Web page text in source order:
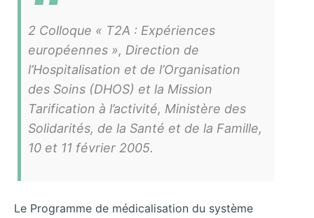
2 Colloque « T2A : Expériences
européennes », Direction de
l’Hospitalisation et de l’Organisation
des Soins (DHOS) et la Mission
Tarification à l’activité, Ministère des
Solidarités, de la Santé et de la Famille,
10 et 11 février 2005.
Le Programme de médicalisation du système